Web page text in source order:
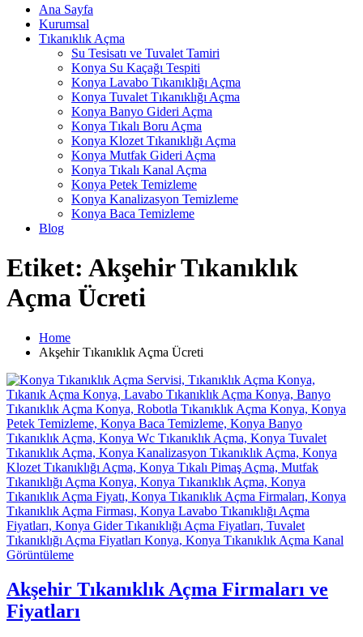
Ana Sayfa
Kurumsal
Tıkanıklık Açma
Su Tesisatı ve Tuvalet Tamiri
Konya Su Kaçağı Tespiti
Konya Lavabo Tıkanıklığı Açma
Konya Tuvalet Tıkanıklığı Açma
Konya Banyo Gideri Açma
Konya Tıkalı Boru Açma
Konya Klozet Tıkanıklığı Açma
Konya Mutfak Gideri Açma
Konya Tıkalı Kanal Açma
Konya Petek Temizleme
Konya Kanalizasyon Temizleme
Konya Baca Temizleme
Blog
Etiket: Akşehir Tıkanıklık
Açma Ücreti
Home
Akşehir Tıkanıklık Açma Ücreti
Akşehir Tıkanıklık Açma Firmaları ve
Fiyatları